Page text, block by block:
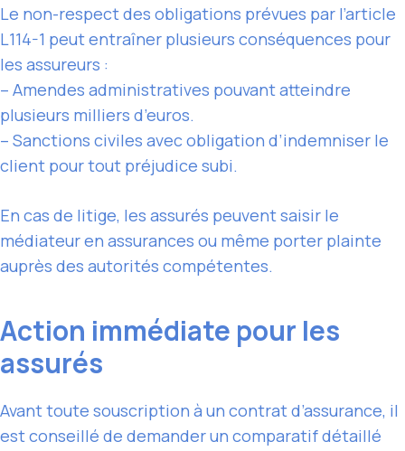
Le non-respect des obligations prévues par l’article
L114-1 peut entraîner plusieurs conséquences pour
les assureurs :
– Amendes administratives pouvant atteindre
plusieurs milliers d’euros.
– Sanctions civiles avec obligation d’indemniser le
client pour tout préjudice subi.
En cas de litige, les assurés peuvent saisir le
médiateur en assurances ou même porter plainte
auprès des autorités compétentes.
Action immédiate pour les
assurés
Avant toute souscription à un contrat d’assurance, il
est conseillé de demander un comparatif détaillé